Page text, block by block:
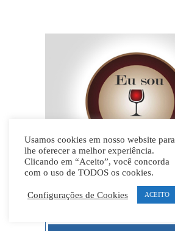
Usamos cookies em nosso website para
lhe oferecer a melhor experiência.
Clicando em “Aceito”, você concorda
com o uso de TODOS os cookies.
Configurações de Cookies ACEITO